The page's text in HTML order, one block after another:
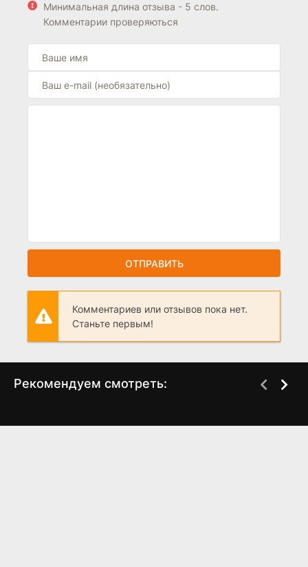
Минимальная длина отзыва - 5 слов.
Комментарии проверяються
ОТПРАВИТЬ
Комментариев или отзывов пока нет.
Станьте первым!
Рекомендуем смотреть: